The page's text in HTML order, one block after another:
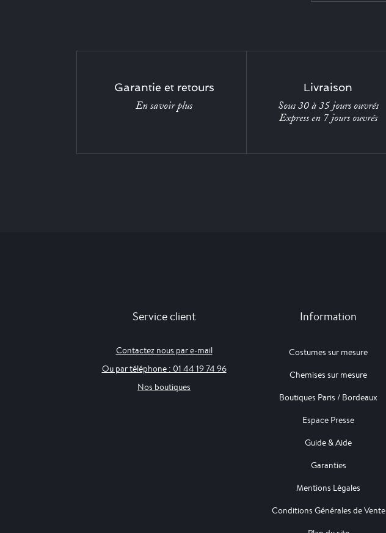
Garantie et retours
En savoir plus
Livraison
Sous 30 à 35 jours ouvrés
Express en 7 jours ouvrés
Service client
Contactez nous par e-mail
Ou par téléphone : 01 44 19 74 96
Nos boutiques
Information
Costumes sur mesure
Chemises sur mesure
Boutiques Paris / Bordeaux
Espace Presse
Guide & Aide
Garanties
Mentions Légales
Conditions Générales de Vente